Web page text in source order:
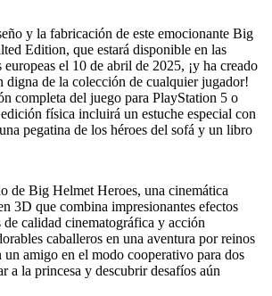
y la fabricación de este emocionante Big
Edition, que estará disponible en las
europeas el 10 de abril de 2025, ¡y ha creado
digna de la colección de cualquier jugador!
completa del juego para PlayStation 5 o
física incluirá un estuche especial con
pegatina de los héroes del sofá y un libro
de Big Helmet Heroes, una cinemática
3D que combina impresionantes efectos
de calidad cinematográfica y acción
caballeros en una aventura por reinos
un amigo en el modo cooperativo para dos
a la princesa y descubrir desafíos aún